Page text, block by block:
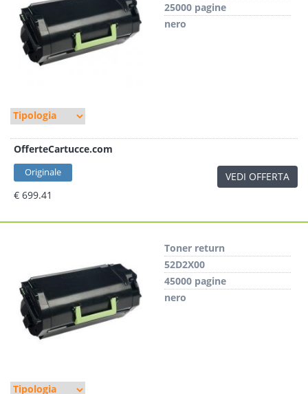
25000 pagine
nero
OfferteCartucce.com
Originale
€ 699.41
VEDI OFFERTA
Toner return
52D2X00
45000 pagine
nero